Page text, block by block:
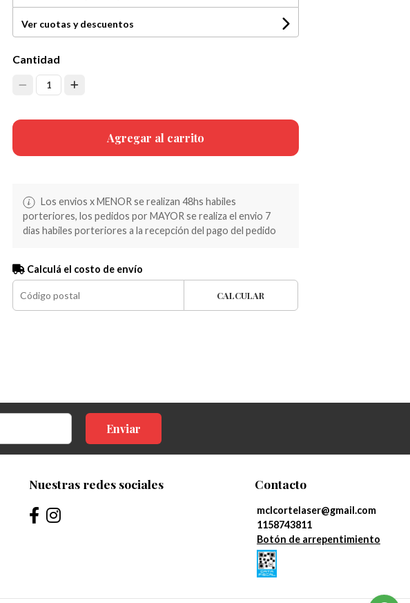
Ver cuotas y descuentos
Cantidad
1
Agregar al carrito
Los envios x MENOR se realizan 48hs habiles
porteriores, los pedidos por MAYOR se realiza el envio 7
dias habiles porteriores a la recepción del pago del pedido
Calculá el costo de envío
CALCULAR
Enviar
Nuestras redes sociales Contacto
mclcortelaser@gmail.com
1158743811
Botón de arrepentimiento